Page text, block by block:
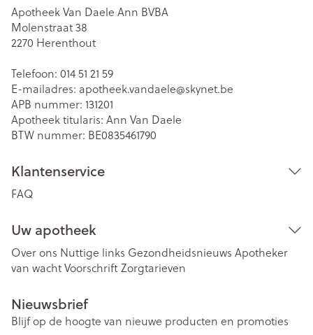
Apotheek Van Daele Ann BVBA
Molenstraat 38
2270 Herenthout
Telefoon: 014 51 21 59
E-mailadres: apotheek.vandaele@skynet.be
APB nummer: 131201
Apotheek titularis: Ann Van Daele
BTW nummer: BE0835461790
Klantenservice
FAQ
Uw apotheek
Over ons Nuttige links Gezondheidsnieuws Apotheker
van wachtVoorschriftZorgtarieven
Nieuwsbrief
Blijf op de hoogte van nieuwe producten en promoties